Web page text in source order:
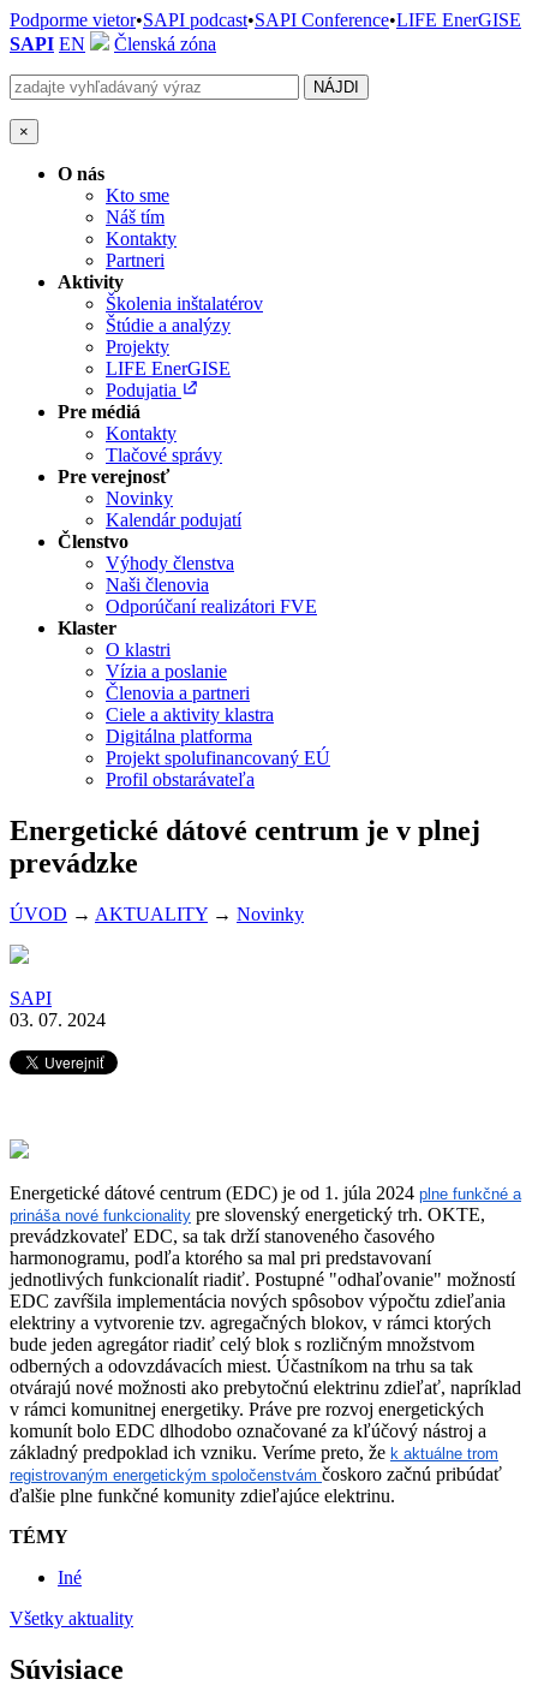
Podporme vietor•SAPI podcast•SAPI Conference•LIFE EnerGISE
SAPI EN Členská zóna
×
O nás
Kto sme
Náš tím
Kontakty
Partneri
Aktivity
Školenia inštalatérov
Štúdie a analýzy
Projekty
LIFE EnerGISE
Podujatia
Pre médiá
Kontakty
Tlačové správy
Pre verejnosť
Novinky
Kalendár podujatí
Členstvo
Výhody členstva
Naši členovia
Odporúčaní realizátori FVE
Klaster
O klastri
Vízia a poslanie
Členovia a partneri
Ciele a aktivity klastra
Digitálna platforma
Projekt spolufinancovaný EÚ
Profil obstarávateľa
Energetické dátové centrum je v plnej
prevádzke
ÚVOD → AKTUALITY → Novinky
SAPI
03. 07. 2024
Energetické dátové centrum (EDC) je od 1. júla 2024 plne funkčné a
prináša nové funkcionality pre slovenský energetický trh. OKTE,
prevádzkovateľ EDC, sa tak drží stanoveného časového
harmonogramu, podľa ktorého sa mal pri predstavovaní
jednotlivých funkcionalít riadiť. Postupné "odhaľovanie" možností
EDC zavŕšila implementácia nových spôsobov výpočtu zdieľania
elektriny a vytvorenie tzv. agregačných blokov, v rámci ktorých
bude jeden agregátor riadiť celý blok s rozličným množstvom
odberných a odovzdávacích miest. Účastníkom na trhu sa tak
otvárajú nové možnosti ako prebytočnú elektrinu zdieľať, napríklad
v rámci komunitnej energetiky. Práve pre rozvoj energetických
komunít bolo EDC dlhodobo označované za kľúčový nástroj a
základný predpoklad ich vzniku. Veríme preto, že k aktuálne trom
registrovaným energetickým spoločenstvám čoskoro začnú pribúdať
ďalšie plne funkčné komunity zdieľajúce elektrinu.
TÉMY
Iné
Všetky aktuality
Súvisiace